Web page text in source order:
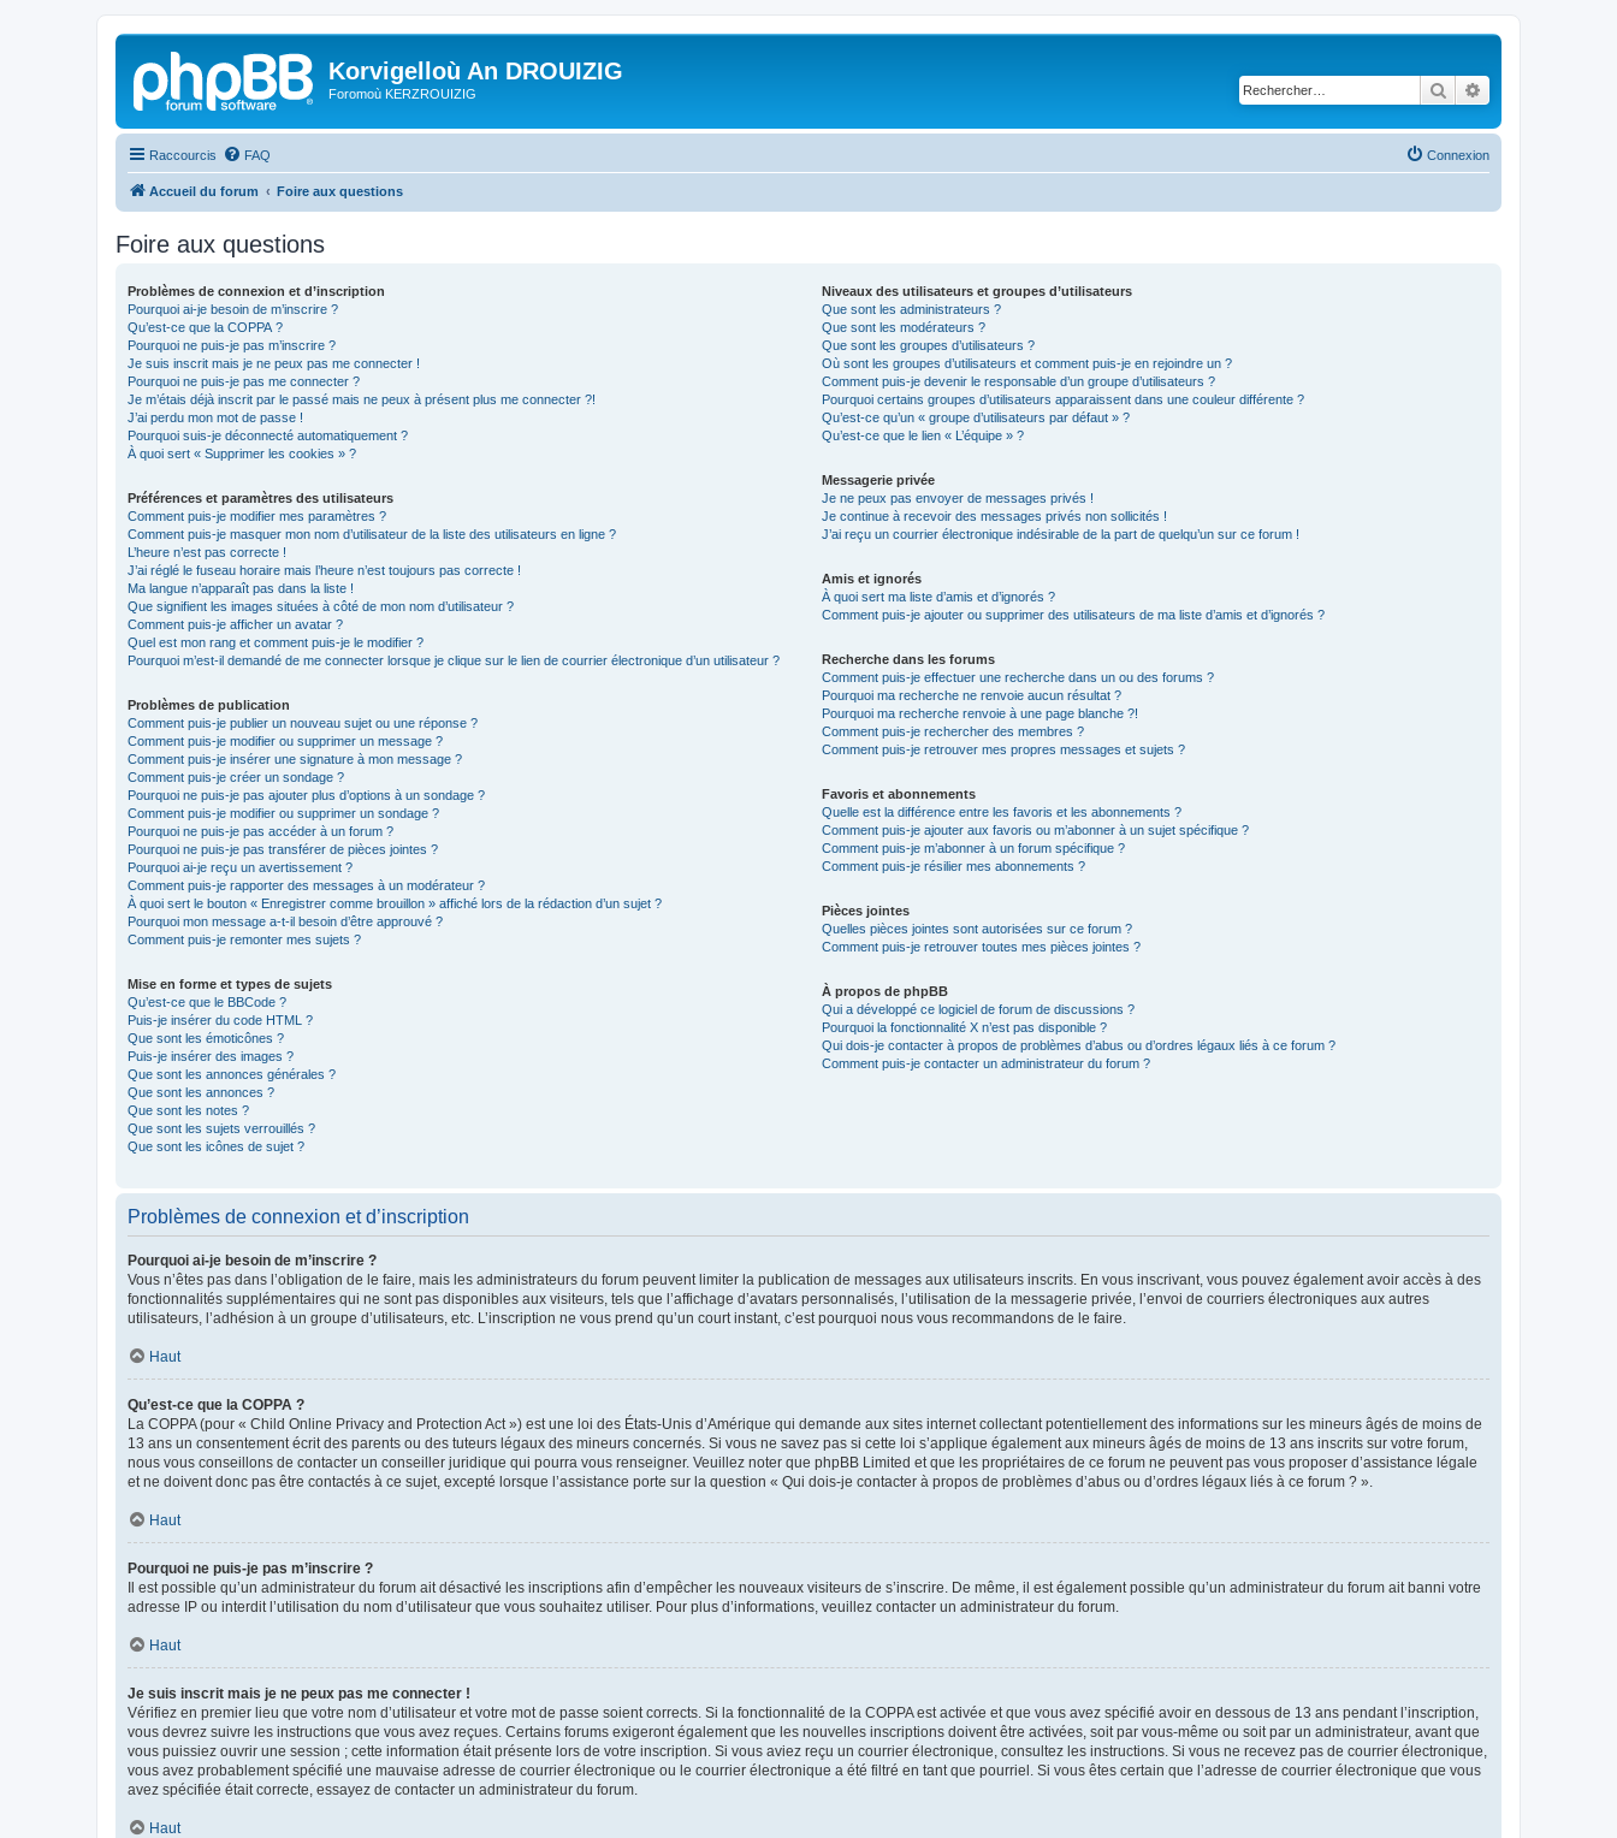
Korvigelloù An DROUIZIG
Foromoù KERZROUIZIG Rechercher
Raccourcis FAQ Connexion
Accueil du forum Foire aux questions
Foire aux questions
Problèmes de connexion et d’inscription
Pourquoi ai-je besoin de m’inscrire ?
Qu’est-ce que la COPPA ?
Pourquoi ne puis-je pas m’inscrire ?
Je suis inscrit mais je ne peux pas me connecter !
Pourquoi ne puis-je pas me connecter ?
Je m’étais déjà inscrit par le passé mais ne peux à présent plus me connecter ?!
J’ai perdu mon mot de passe !
Pourquoi suis-je déconnecté automatiquement ?
À quoi sert « Supprimer les cookies » ?
Préférences et paramètres des utilisateurs
Comment puis-je modifier mes paramètres ?
Comment puis-je masquer mon nom d’utilisateur de la liste des utilisateurs en ligne ?
L’heure n’est pas correcte !
J’ai réglé le fuseau horaire mais l’heure n’est toujours pas correcte !
Ma langue n’apparaît pas dans la liste !
Que signifient les images situées à côté de mon nom d’utilisateur ?
Comment puis-je afficher un avatar ?
Quel est mon rang et comment puis-je le modifier ?
Pourquoi m’est-il demandé de me connecter lorsque je clique sur le lien de courrier électronique d’un utilisateur ?
Problèmes de publication
Comment puis-je publier un nouveau sujet ou une réponse ?
Comment puis-je modifier ou supprimer un message ?
Comment puis-je insérer une signature à mon message ?
Comment puis-je créer un sondage ?
Pourquoi ne puis-je pas ajouter plus d’options à un sondage ?
Comment puis-je modifier ou supprimer un sondage ?
Pourquoi ne puis-je pas accéder à un forum ?
Pourquoi ne puis-je pas transférer de pièces jointes ?
Pourquoi ai-je reçu un avertissement ?
Comment puis-je rapporter des messages à un modérateur ?
À quoi sert le bouton « Enregistrer comme brouillon » affiché lors de la rédaction d’un sujet ?
Pourquoi mon message a-t-il besoin d’être approuvé ?
Comment puis-je remonter mes sujets ?
Mise en forme et types de sujets
Qu’est-ce que le BBCode ?
Puis-je insérer du code HTML ?
Que sont les émoticônes ?
Puis-je insérer des images ?
Que sont les annonces générales ?
Que sont les annonces ?
Que sont les notes ?
Que sont les sujets verrouillés ?
Que sont les icônes de sujet ?
Niveaux des utilisateurs et groupes d’utilisateurs
Que sont les administrateurs ?
Que sont les modérateurs ?
Que sont les groupes d’utilisateurs ?
Où sont les groupes d’utilisateurs et comment puis-je en rejoindre un ?
Comment puis-je devenir le responsable d’un groupe d’utilisateurs ?
Pourquoi certains groupes d’utilisateurs apparaissent dans une couleur différente ?
Qu’est-ce qu’un « groupe d’utilisateurs par défaut » ?
Qu’est-ce que le lien « L’équipe » ?
Messagerie privée
Je ne peux pas envoyer de messages privés !
Je continue à recevoir des messages privés non sollicités !
J’ai reçu un courrier électronique indésirable de la part de quelqu’un sur ce forum !
Amis et ignorés
À quoi sert ma liste d’amis et d’ignorés ?
Comment puis-je ajouter ou supprimer des utilisateurs de ma liste d’amis et d’ignorés ?
Recherche dans les forums
Comment puis-je effectuer une recherche dans un ou des forums ?
Pourquoi ma recherche ne renvoie aucun résultat ?
Pourquoi ma recherche renvoie à une page blanche ?!
Comment puis-je rechercher des membres ?
Comment puis-je retrouver mes propres messages et sujets ?
Favoris et abonnements
Quelle est la différence entre les favoris et les abonnements ?
Comment puis-je ajouter aux favoris ou m’abonner à un sujet spécifique ?
Comment puis-je m’abonner à un forum spécifique ?
Comment puis-je résilier mes abonnements ?
Pièces jointes
Quelles pièces jointes sont autorisées sur ce forum ?
Comment puis-je retrouver toutes mes pièces jointes ?
À propos de phpBB
Qui a développé ce logiciel de forum de discussions ?
Pourquoi la fonctionnalité X n’est pas disponible ?
Qui dois-je contacter à propos de problèmes d’abus ou d’ordres légaux liés à ce forum ?
Comment puis-je contacter un administrateur du forum ?
Problèmes de connexion et d’inscription
Pourquoi ai-je besoin de m’inscrire ?
Vous n’êtes pas dans l’obligation de le faire, mais les administrateurs du forum peuvent limiter la publication de messages aux utilisateurs inscrits. En vous inscrivant, vous pouvez également avoir accès à des
fonctionnalités supplémentaires qui ne sont pas disponibles aux visiteurs, tels que l’affichage d’avatars personnalisés, l’utilisation de la messagerie privée, l’envoi de courriers électroniques aux autres
utilisateurs, l’adhésion à un groupe d’utilisateurs, etc. L’inscription ne vous prend qu’un court instant, c’est pourquoi nous vous recommandons de le faire.
Haut
Qu’est-ce que la COPPA ?
La COPPA (pour « Child Online Privacy and Protection Act ») est une loi des États-Unis d’Amérique qui demande aux sites internet collectant potentiellement des informations sur les mineurs âgés de moins de
13 ans un consentement écrit des parents ou des tuteurs légaux des mineurs concernés. Si vous ne savez pas si cette loi s’applique également aux mineurs âgés de moins de 13 ans inscrits sur votre forum,
nous vous conseillons de contacter un conseiller juridique qui pourra vous renseigner. Veuillez noter que phpBB Limited et que les propriétaires de ce forum ne peuvent pas vous proposer d’assistance légale
et ne doivent donc pas être contactés à ce sujet, excepté lorsque l’assistance porte sur la question « Qui dois-je contacter à propos de problèmes d’abus ou d’ordres légaux liés à ce forum ? ».
Haut
Pourquoi ne puis-je pas m’inscrire ?
Il est possible qu’un administrateur du forum ait désactivé les inscriptions afin d’empêcher les nouveaux visiteurs de s’inscrire. De même, il est également possible qu’un administrateur du forum ait banni votre
adresse IP ou interdit l’utilisation du nom d’utilisateur que vous souhaitez utiliser. Pour plus d’informations, veuillez contacter un administrateur du forum.
Haut
Je suis inscrit mais je ne peux pas me connecter !
Vérifiez en premier lieu que votre nom d’utilisateur et votre mot de passe soient corrects. Si la fonctionnalité de la COPPA est activée et que vous avez spécifié avoir en dessous de 13 ans pendant l’inscription,
vous devrez suivre les instructions que vous avez reçues. Certains forums exigeront également que les nouvelles inscriptions doivent être activées, soit par vous-même ou soit par un administrateur, avant que
vous puissiez ouvrir une session ; cette information était présente lors de votre inscription. Si vous aviez reçu un courrier électronique, consultez les instructions. Si vous ne recevez pas de courrier électronique,
vous avez probablement spécifié une mauvaise adresse de courrier électronique ou le courrier électronique a été filtré en tant que pourriel. Si vous êtes certain que l’adresse de courrier électronique que vous
avez spécifiée était correcte, essayez de contacter un administrateur du forum.
Haut